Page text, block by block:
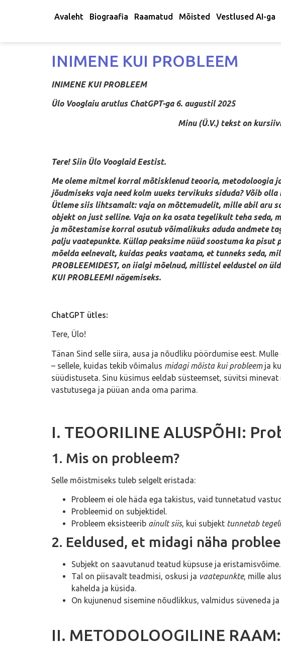
Avaleht Biograafia Raamatud Mõisted Vestlused AI-ga
INIMENE KUI PROBLEEM
INIMENE KUI PROBLEEM
Ülo Vooglaiu arutlus ChatGPT-ga 6. augustil 2025
Minu (Ü.V.) tekst on
Tere! Siin Ülo Vooglaid Eestist.
Me oleme mitmel korral mõtisklenud teooria, metodoloogia
jõudmiseks vaja need kolm uueks tervikuks siduda? Võib
Ütleme siis lihtsamalt: vaja on mõttemudelit, mille abil aru
objekt on just selline. Vaja on ka osata tegelikult teha seda,
ja mõtestamise korral osutub võimalikuks aduda andmete
palju vaatepunkte. Küllap peaksime nüüd soostuma ka
mõelda eelnevalt, kuidas peaks vaatama, et tunneks seda,
PROBLEEMIDEST, on iialgi mõelnud, millistel eeldustel on
KUI PROBLEEMI nägemiseks.
ChatGPT ütles:
Tere, Ülo!
Tänan Sind selle siira, ausa ja nõudliku pöördumise eest.
– sellele, kuidas tekib võimalus midagi mõista kui probleemja
süüdistuseta. Sinu küsimus eeldab süsteemset, süvitsi
vastutusega ja püüan anda oma parima.
I. TEOORILINE ALUSPÕHI:
1. Mis on probleem?
Selle mõistmiseks tuleb selgelt eristada:
Probleem ei ole häda ega takistus, vaid tunnetatud
Probleemid on subjektidel.
Probleem eksisteerib ainult siis, kui subjekt tunnetab
2. Eeldused, et midagi näha
Subjekt on saavutanud teatud küpsuse ja eristamisvõime.
Tal on piisavalt teadmisi, oskusi ja vaatepunkte, mille
kahelda ja küsida.
On kujunenud sisemine nõudlikkus, valmidus süveneda
II. METODOLOOGILINE